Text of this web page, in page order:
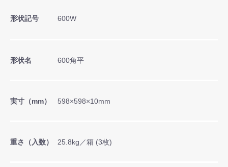
形状記号 600W
形状名 600角平
実寸（mm） 598×598×10mm
重さ（入数） 25.8kg／箱 (3枚)